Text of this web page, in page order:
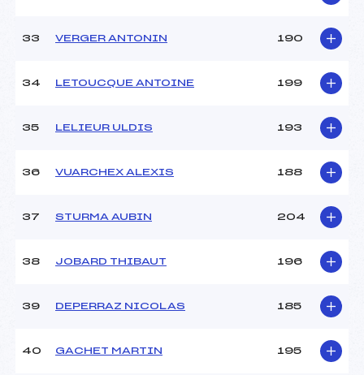
33 VERGER ANTONIN 190
34 LETOUCQUE ANTOINE 199
35 LELIEUR ULDIS 193
36 VUARCHEX ALEXIS 188
37 STURMA AUBIN 204
38 JOBARD THIBAUT 196
39 DEPERRAZ NICOLAS 185
40 GACHET MARTIN 195